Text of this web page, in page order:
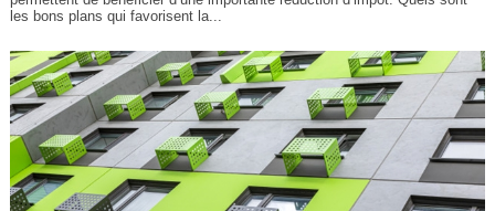
les bons plans qui favorisent la...